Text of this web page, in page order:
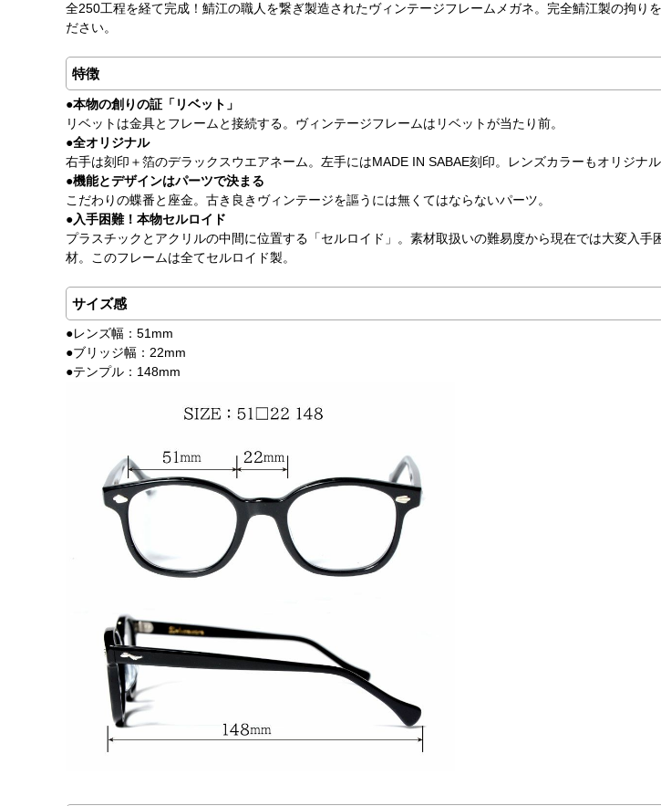
全250工程を経て完成！鯖江の職人を繋ぎ製造されたヴィンテージフレームメガネ。完全鯖江製の拘りを
ださい。
特徴
●本物の創りの証「リベット」
リベットは金具とフレームと接続する。ヴィンテージフレームはリベットが当たり前。
●全オリジナル
右手は刻印＋箔のデラックスウエアネーム。左手にはMADE IN SABAE刻印。レンズカラーもオリジナル
●機能とデザインはパーツで決まる
こだわりの蝶番と座金。古き良きヴィンテージを謳うには無くてはならないパーツ。
●入手困難！本物セルロイド
プラスチックとアクリルの中間に位置する「セルロイド」。素材取扱いの難易度から現在では大変入手
材。このフレームは全てセルロイド製。
サイズ感
●レンズ幅：51mm
●ブリッジ幅：22mm
●テンプル：148mm